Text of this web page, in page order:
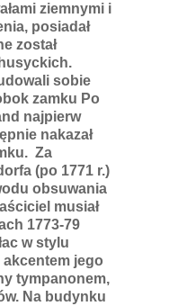
ziemnymi i
posiadał
został
sobie
zamku Po
najpierw
nakazał
Za
(po 1771 r.)
obsuwania
musiał
1773-79
w stylu
akcentem jego
tympanonem,
Na budynku